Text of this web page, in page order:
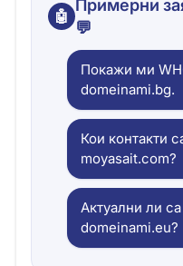
🤖
Примерни
💬
Покажи ми
domeinami.bg.
Кои контакти
moyasait.com?
Актуални ли
domeinami.eu?